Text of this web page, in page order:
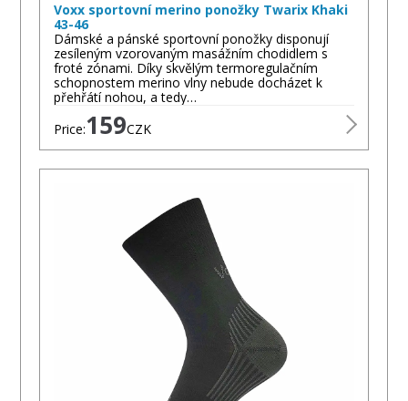
Voxx sportovní merino ponožky Twarix Khaki
43-46
Dámské a pánské sportovní ponožky disponují
zesíleným vzorovaným masážním chodidlem s
froté zónami. Díky skvělým termoregulačním
schopnostem merino vlny nebude docházet k
přehřátí nohou, a tedy…
Price:159CZK